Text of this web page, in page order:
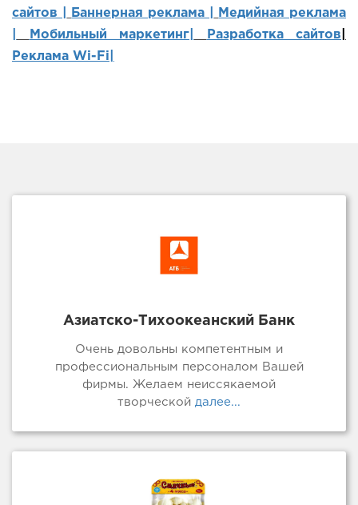
сайтов
Баннерная реклама |
Медийная реклама
Мобильный маркетинг Разработка сайтов
Реклама Wi-Fi|
Азиатско-Тихоокеанский Банк
Очень довольны компетентным и
профессиональным персоналом Вашей
фирмы. Желаем неиссякаемой
творческой далее...